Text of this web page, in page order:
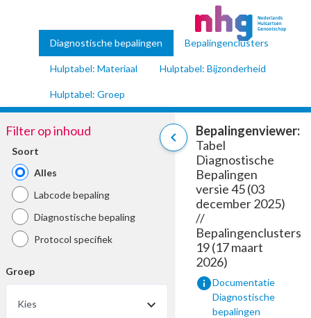
Diagnostische bepalingen Bepalingenclusters
Hulptabel: Materiaal Hulptabel: Bijzonderheid
Hulptabel: Groep
chevron_left
Filter op inhoud
Soort
Alles
Labcode bepaling
Diagnostische bepaling
Protocol specifiek
Groep
Kies
Bepalingenviewer:
Tabel
Diagnostische
Bepalingen
versie 45 (03
december 2025)
//
Bepalingenclusters
19 (17 maart
2026)
infoDocumentatie
Diagnostische
bepalingen